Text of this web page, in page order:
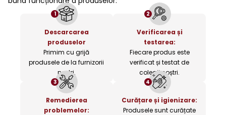
1
Descarcarea
produselor
Primim cu grijă
produsele de la furnizorii
noștri.
2
Verificarea și
testarea:
Fiecare produs este
verificat și testat de
colegii noștri.
3
Remedierea
problemelor:
4
Curățare și igienizare:
Produsele sunt curățate